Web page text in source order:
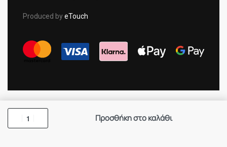
Produced byeTouch
Προσθήκη στο καλάθι